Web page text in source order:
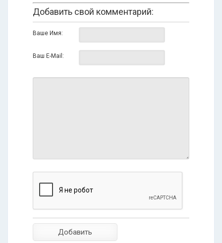
Добавить свой комментарий:
Ваше Имя:
Ваш E-Mail: